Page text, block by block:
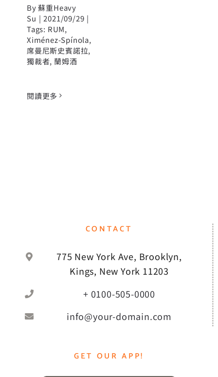
By蘇重Heavy
Su | 2021/09/29 |
Tags: RUM,
Ximénez-Spínola,
席曼尼斯史賓諾拉,
獨裁者, 蘭姆酒
閱讀更多
CONTACT
775 New York Ave, Brooklyn,
Kings, New York 11203
+ 0100-505-0000
info@your-domain.com
GET OUR APP!